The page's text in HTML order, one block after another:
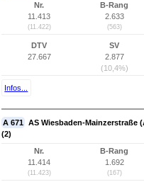
Nr.
11.413
(11.422)
B-Rang
2.633
(563)
DTV
27.667
SV
2.877
(10,4%)
Infos...
A 671 AS Wiesbaden-Mainzerstraße
(2)
Nr.
11.414
(11.423)
B-Rang
1.692
(167)